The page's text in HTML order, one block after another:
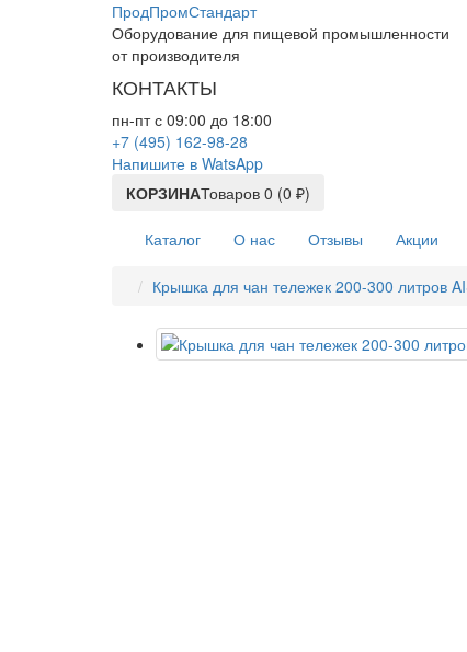
ПродПромСтандарт
Оборудование для пищевой промышленности
от производителя
КОНТАКТЫ
пн-пт с 09:00 до 18:00
+7 (495) 162-98-28
Напишите в WatsApp
КОРЗИНАТоваров 0 (0 ₽)
Каталог О нас Отзывы Акции
Крышка для чан тележек 200-300 литров